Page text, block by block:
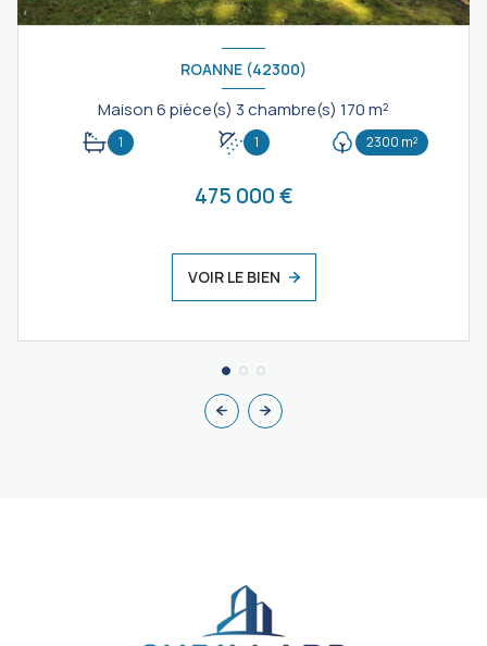
ROANNE (42300)
Maison 6 pièce(s) 3 chambre(s) 170 m²
1 1 2300 m²
475 000 €
VOIR LE BIEN